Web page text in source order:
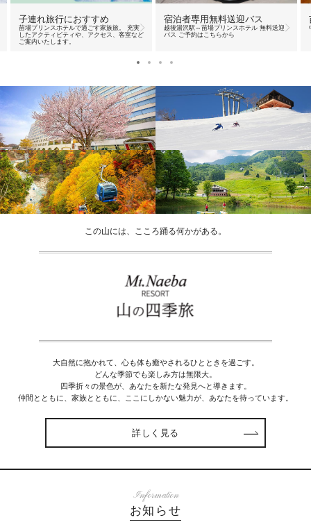
子連れ旅行におすすめ
苗場プリンスホテルで過ごす家族旅。 充実
したアクティビティや、アクセス、客室など
ご案内いたします。
宿泊者専用無料送迎バス
越後湯沢駅⇔苗場プリンスホテル 無料送迎
バス ご予約はこちらから
この山には、こころ踊る何かがある。
大自然に抱かれて、心も体も癒やされるひとときを過ごす。
どんな季節でも楽しみ方は無限大。
四季折々の景色が、あなたを新たな発見へと導きます。
仲間とともに、家族とともに、ここにしかない魅力が、あなたを待っています。
詳しく見る
Information
お知らせ